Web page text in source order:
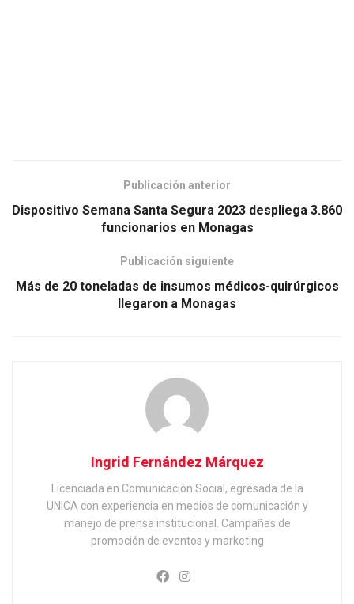
Publicación anterior
Dispositivo Semana Santa Segura 2023 despliega 3.860
funcionarios en Monagas
Publicación siguiente
Más de 20 toneladas de insumos médicos-quirúrgicos
llegaron a Monagas
Ingrid Fernández Márquez
Licenciada en Comunicación Social, egresada de la
UNICA con experiencia en medios de comunicación y
manejo de prensa institucional. Campañas de
promoción de eventos y marketing